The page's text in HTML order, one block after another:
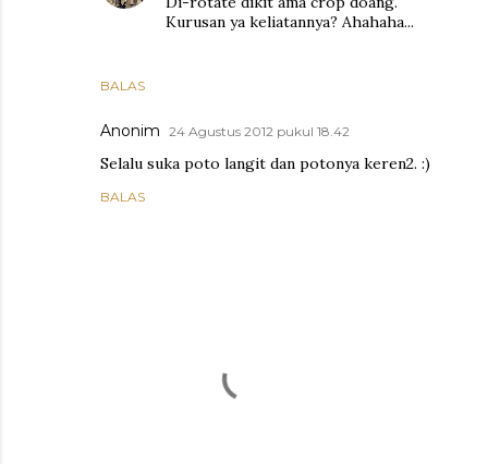
BALAS
Kurusan ya keliatannya? Ahahaha...
Anonim 24 Agustus 2012 pukul 18.42
Selalu suka poto langit dan potonya keren2. :)
BALAS